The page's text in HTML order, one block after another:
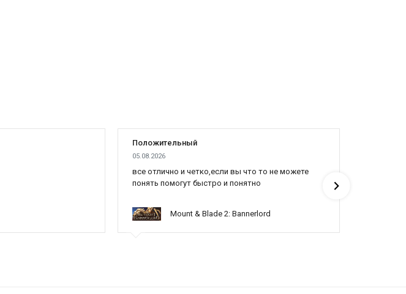
Положительный
05.08.2026
все отлично и четко,если вы что то не можете
понять помогут быстро и понятно
Mount & Blade 2: Bannerlord